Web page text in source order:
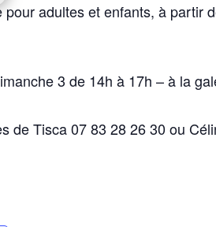
adultes et enfants, à partir
3 de 14h à 17h – à la
de Tisca 07 83 28 26 30 ou